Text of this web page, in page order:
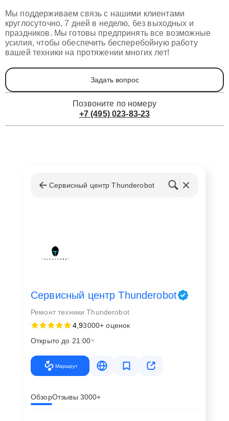
Мы поддерживаем связь с нашими клиентами
круглосуточно, 7 дней в неделю, без выходных и
праздников. Мы готовы предпринять все возможные
усилия, чтобы обеспечить бесперебойную работу
вашей техники на протяжении многих лет!
Задать вопрос
Позвоните по номеру
+7 (495) 023-83-23
Сервисный центр Thunderobot
Сервисный центр Thunderobot
Ремонт техники Thunderobot
4,93000+ оценок
Открыто до 21:00
Маршрут
ОбзорОтзывы 3000+